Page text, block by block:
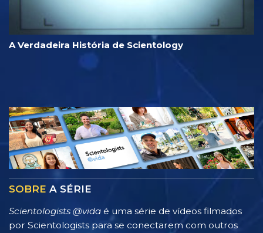
A Verdadeira História de Scientology
SOBRE A SÉRIE
Scientologists @vida é uma série de vídeos filmados
por Scientologists para se conectarem com outros